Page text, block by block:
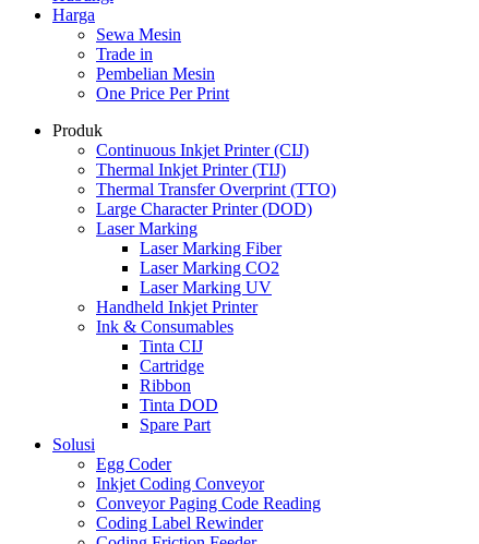
Harga
Sewa Mesin
Trade in
Pembelian Mesin
One Price Per Print
Produk
Continuous Inkjet Printer (CIJ)
Thermal Inkjet Printer (TIJ)
Thermal Transfer Overprint (TTO)
Large Character Printer (DOD)
Laser Marking
Laser Marking Fiber
Laser Marking CO2
Laser Marking UV
Handheld Inkjet Printer
Ink & Consumables
Tinta CIJ
Cartridge
Ribbon
Tinta DOD
Spare Part
Solusi
Egg Coder
Inkjet Coding Conveyor
Conveyor Paging Code Reading
Coding Label Rewinder